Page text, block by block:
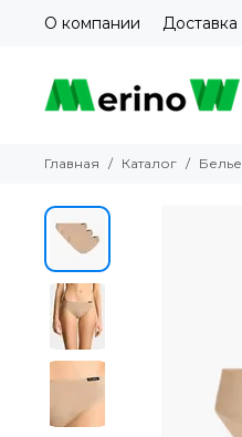
О компании Доставка
Главная Каталог Белье